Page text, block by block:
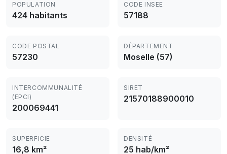
POPULATION
424 habitants
CODE INSEE
57188
CODE POSTAL
57230
DÉPARTEMENT
Moselle (57)
INTERCOMMUNALITÉ
(EPCI)
200069441
SIRET
21570188900010
SUPERFICIE
16,8 km²
DENSITÉ
25 hab/km²